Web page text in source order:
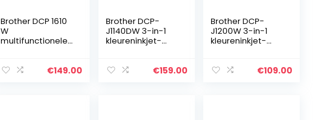
Brother DCP 1610
W
multifunctionele
€149.00
Brother DCP-
J1140DW 3-in-1
kleureninkjet-
(printer, scanner,
€159.00
Brother DCP-
J1200W 3-in-1
kleureninkjet-
(printer, scanner,
€109.00